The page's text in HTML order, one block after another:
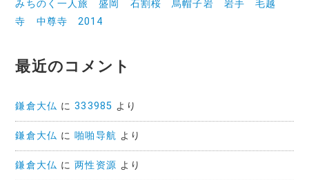
みちのく一人旅 盛岡 石割桜 烏帽子岩 岩手 毛越
寺 中尊寺 2014
最近のコメント
鎌倉大仏 に333985 より
鎌倉大仏 に啪啪导航 より
鎌倉大仏 に两性资源 より